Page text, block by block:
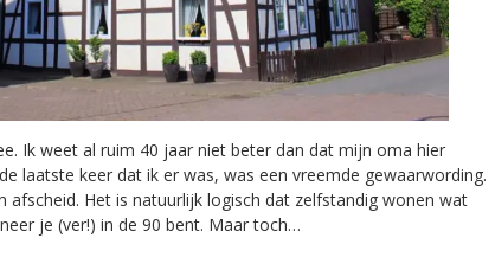
Ik weet al ruim 40 jaar niet beter dan dat mijn oma hier
laatste keer dat ik er was, was een vreemde gewaarwording.
afscheid. Het is natuurlijk logisch dat zelfstandig wonen wat
je (ver!) in de 90 bent. Maar toch…